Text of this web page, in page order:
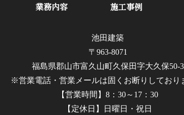
業務内容 施工事例
池田建築
〒963-8071
福島県郡山市富久山町久保田字大久保50-3
※営業電話・営業メールは固くお断りしており
【営業時間】8：30～17：30
【定休日】日曜日・祝日